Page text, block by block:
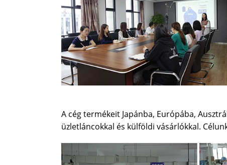
A cég termékeit Japánba, Európába,
üzletláncokkal és külföldi vásárlókkal.